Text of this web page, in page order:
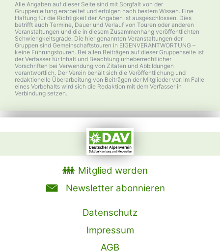
Alle Angaben auf dieser Seite sind mit Sorgfalt von der
Gruppenleitung erarbeitet und erfolgen nach bestem Wissen. Eine
Haftung für die Richtigkeit der Angaben ist ausgeschlossen. Dies
betrifft auch Termine, Dauer und Verlauf von Touren oder anderen
Veranstaltungen und die in diesem Zusammenhang veröffentlichten
Schwierigkeitsgrade. Die hier genannten Veranstaltungen der
Gruppen sind Gemeinschaftstouren in EIGENVERANTWORTUNG –
keine Führungstouren. Bei allen Beiträgen auf dieser Gruppenseite ist
der Verfasser für Inhalt und Beachtung urheberrechtlicher
Vorschriften bei Verwendung von Zitaten und Abbildungen
verantwortlich. Der Verein behält sich die Veröffentlichung und
redaktionelle Überarbeitung von Beiträgen der Mitglieder vor. Im Falle
eines Vorbehalts wird sich die Redaktion mit dem Verfasser in
Verbindung setzen.
Mitglied werden
Newsletter abonnieren
Datenschutz
Impressum
AGB